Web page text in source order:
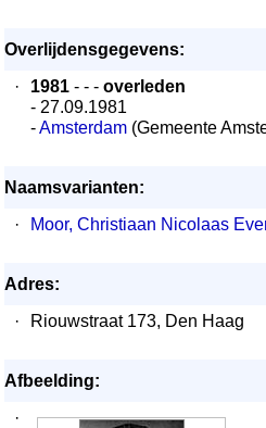
Overlijdensgegevens:
·
1981 - - - overleden
- 27.09.1981
-Amsterdam (Gemeente
Naamsvarianten:
·
Moor, Christiaan Nicolaas
Adres:
·
Riouwstraat 173, Den Haag
Afbeelding:
·